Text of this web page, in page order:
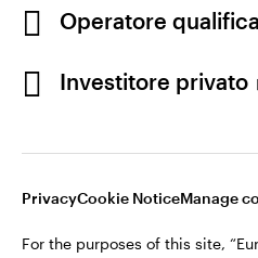
Italia
Contattaci
Operatore
Investitore privato
PrivacyCookie NoticeManage
For the purposes of this site,